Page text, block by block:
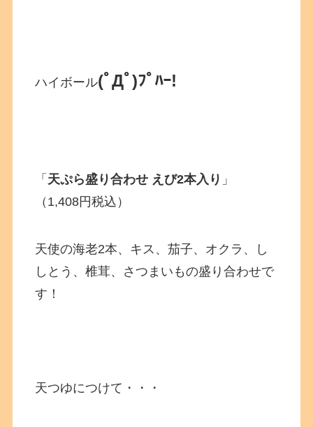
ハイボール(ﾟДﾟ)ﾌﾟﾊｰ!
「 天ぷら盛り合わせ えび2本入り 」
（1,408円税込）
天使の海老2本、キス、茄子、オクラ、し
しとう、椎茸、さつまいもの盛り合わせで
す！
天つゆにつけて・・・